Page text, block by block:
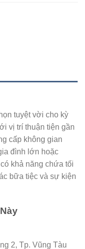
tuyệt vời cho kỳ
vị trí thuận tiện gần
cấp không gian
đình lớn hoặc
khả năng chứa tối
bữa tiệc và sự kiện
2, Tp. Vũng Tàu